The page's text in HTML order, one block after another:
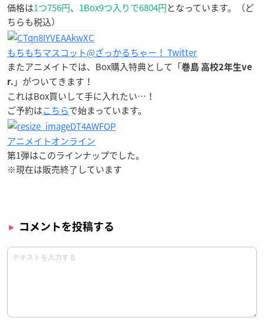
価格は1つ756円、 1Box9つ入りで6804円となっています。（ど
ちらも税込）
もちもちマスコット@ざっかるちゃー！ Twitter
またアニメイトでは、Box購入特典として「巻島 高校2年生ve
r. 」がついてきます！
これはBox買いして手に入れたい…！
ご予約はこちらで始まっています。
アニメイトオンライン
第1弾はこのラインナップでした。
※現在は販売終了しています
コメントを投稿する